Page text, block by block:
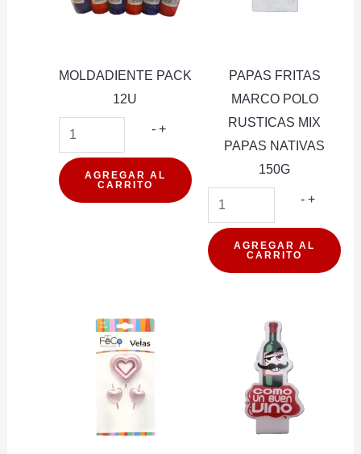
MOLDADIENTE PACK
12U
- MOLDADIENTE
12U
cantidad
+
AGREGAR AL
CARRITO
PAPAS FRITAS
MARCO POLO
RUSTICAS MIX
PAPAS NATIVAS
150G
- PAPAS
MARCO
POLO
+
AGREGAR AL
CARRITO